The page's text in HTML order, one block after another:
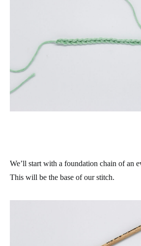
We’ll start with a foundation chain of an
This will be the base of our stitch.